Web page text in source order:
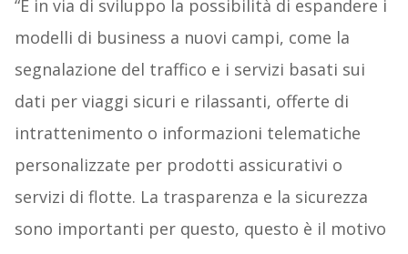
“È in via di sviluppo la possibilità di espandere i
modelli di business a nuovi campi, come la
segnalazione del traffico e i servizi basati sui
dati per viaggi sicuri e rilassanti, offerte di
intrattenimento o informazioni telematiche
personalizzate per prodotti assicurativi o
servizi di flotte. La trasparenza e la sicurezza
sono importanti per questo, questo è il motivo